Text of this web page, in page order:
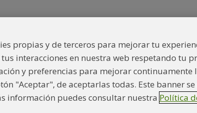
Política privacidad Mapa web Grupo
propias y de terceros para mejorar tu
interacciones en nuestra web respetando tu
y preferencias para mejorar continuamente
"Aceptar", de aceptarlas todas. Este banner
información puedes consultar nuestra Política